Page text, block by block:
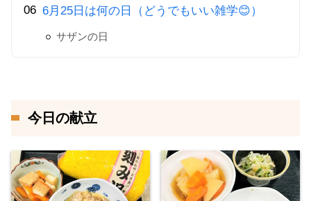
6月25日は何の日（どうでもいい雑学😊）
サザンの日
今日の献立